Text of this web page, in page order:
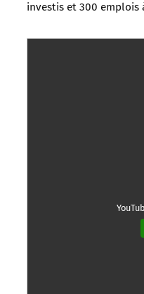
investis et 300 emplois